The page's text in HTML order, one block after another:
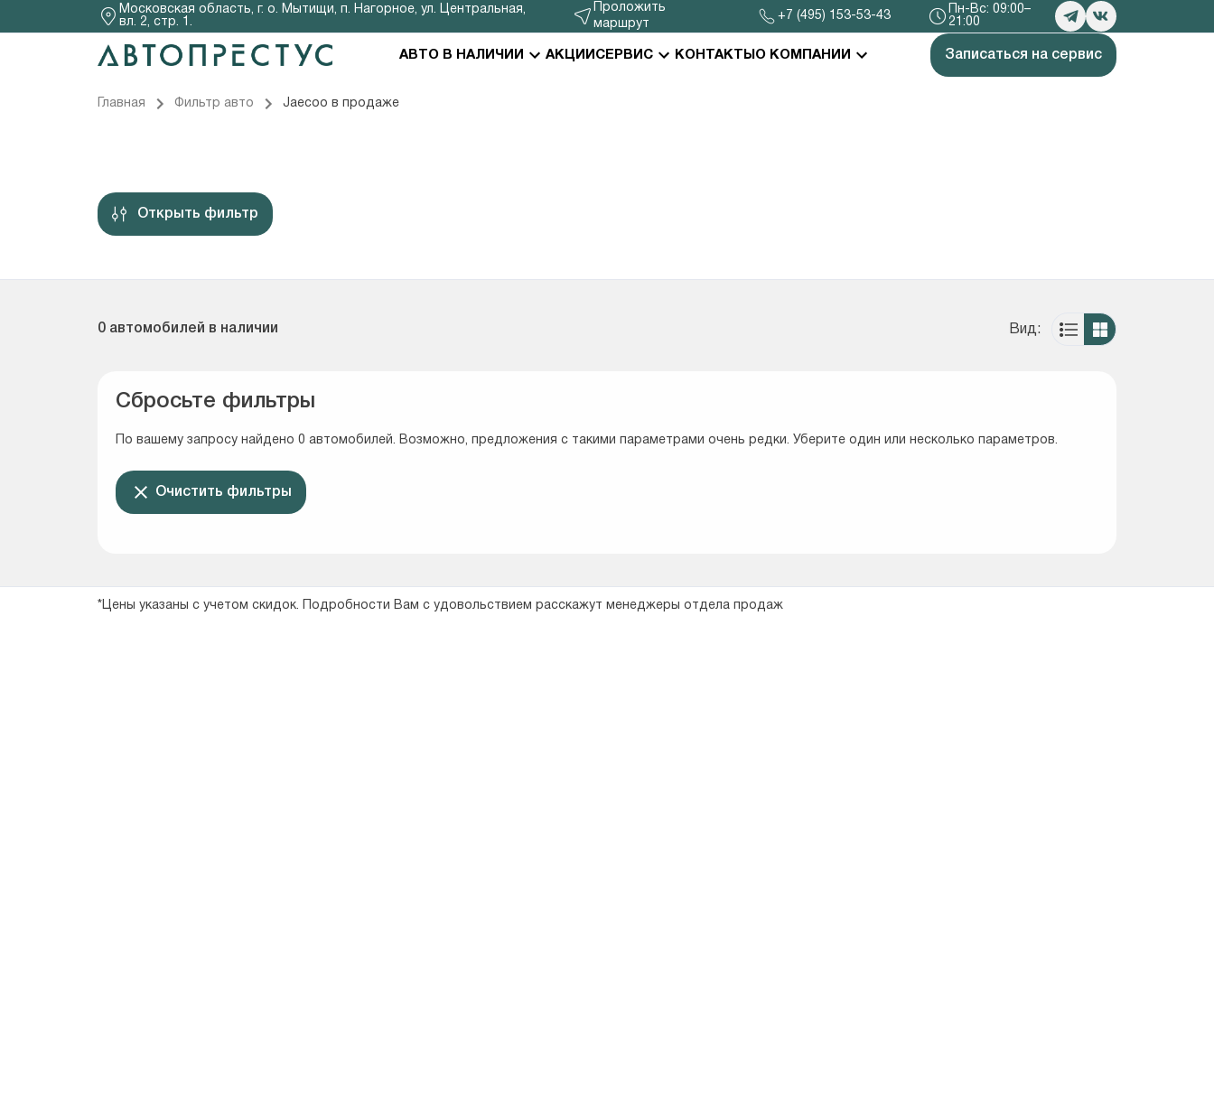
Московская область, г. о. Мытищи, п. Нагорное, ул. Центральная,
вл. 2, стр. 1.
Проложить
маршрут
+7 (495) 153-53-43
Пн-Вс: 09:00–
21:00
АВТО В НАЛИЧИИ АКЦИИ СЕРВИС КОНТАКТЫ О КОМПАНИИ Записаться на сервис
Главная Фильтр авто Jaecoo в продаже
Открыть фильтр
0 автомобилей в наличии Вид:
Сбросьте фильтры
По вашему запросу найдено 0 автомобилей. Возможно, предложения с такими параметрами очень редки. Уберите один или несколько параметров.
Очистить фильтры
*Цены указаны с учетом скидок. Подробности Вам с удовольствием расскажут менеджеры отдела продаж